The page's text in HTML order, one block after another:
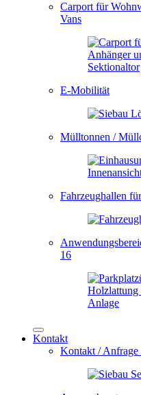
Carport für
Vans
E-Mobilität
Mülltonnen /
Fahrzeughallen
16
Kontakt
Kontakt / Anfrage